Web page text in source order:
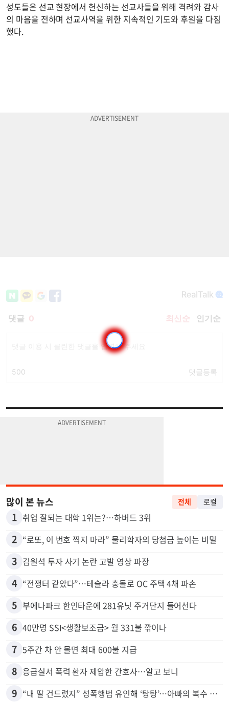
성도들은 선교 현장에서 헌신하는 선교사들을 위해 격려와 감사
의 마음을 전하며 선교사역을 위한 지속적인 기도와 후원을 다짐
했다.
많이 본 뉴스 전체 로컬
1 취업 잘되는 대학 1위는?…하버드 3위
2 “로또, 이 번호 찍지 마라” 물리학자의 당첨금 높이는 비밀
3 김원석 투자 사기 논란 고발 영상 파장
4 “전쟁터 같았다”…테슬라 충돌로 OC 주택 4채 파손
5 부에나파크 한인타운에 281유닛 주거단지 들어선다
6 40만명 SSI<생활보조금> 월 331불 깎이나
7 5주간 차 안 몰면 최대 600불 지급
8 응급실서 폭력 환자 제압한 간호사…알고 보니
9 “내 딸 건드렸지” 성폭행범 유인해 ‘탕탕’…아빠의 복수 결말